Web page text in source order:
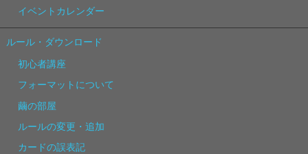
イベントカレンダー
ルール・ダウンロード
初心者講座
フォーマットについて
繭の部屋
ルールの変更・追加
カードの誤表記